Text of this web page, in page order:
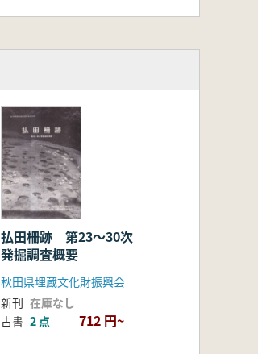
払田柵跡 第23〜30次
発掘調査概要
秋田県埋蔵文化財振興会
新刊 在庫なし
古書 2 点 712 円~